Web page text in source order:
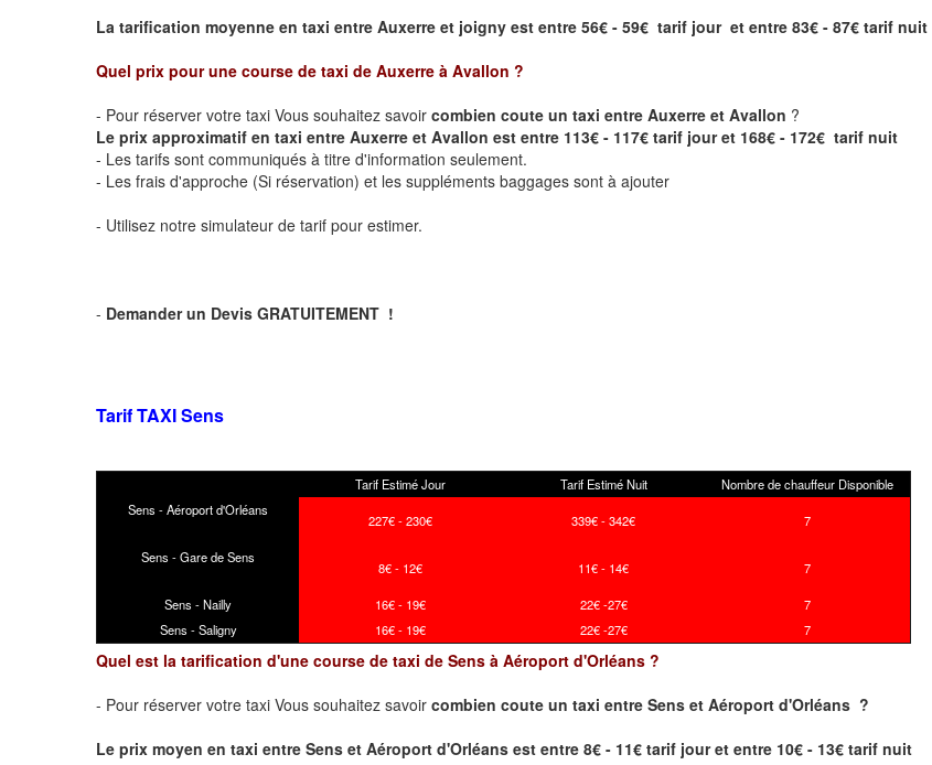
La tarification moyenne en taxi entre Auxerre et joigny est entre 56€ - 59€ tarif jour et entre 83€ - 87€ tarif nuit
Quel prix pour une course de taxi de Auxerre à Avallon ?
- Pour réserver votre taxi Vous souhaitez savoir combien coute un taxi entre Auxerre et Avallon ?
Le prix approximatif en taxi entre Auxerre et Avallon est entre 113€ - 117€ tarif jour et 168€ - 172€ tarif nuit
- Les tarifs sont communiqués à titre d'information seulement.
- Les frais d'approche (Si réservation) et les suppléments baggages sont à ajouter
- Utilisez notre simulateur de tarif pour estimer.
- Demander un Devis GRATUITEMENT !
Tarif TAXI Sens
Tarif Estimé Jour Tarif Estimé Nuit
Nombre de chauffeur Disponible
Sens - Aéroport d'Orléans
227€ - 230€ 339€ - 342€ 7
Sens - Gare de Sens
8€ - 12€ 11€ - 14€ 7
Sens - Nailly 16€ - 19€ 22€ -27€
7
Sens - Saligny
16€ - 19€ 22€ -27€ 7
Quel est la tarification d'une course de taxi de Sens à Aéroport d'Orléans ?
- Pour réserver votre taxi Vous souhaitez savoir combien coute un taxi entre Sens et Aéroport d'Orléans ?
Le prix moyen en taxi entre Sens et Aéroport d'Orléans est entre 8€ - 11€ tarif jour et entre 10€ - 13€ tarif nuit